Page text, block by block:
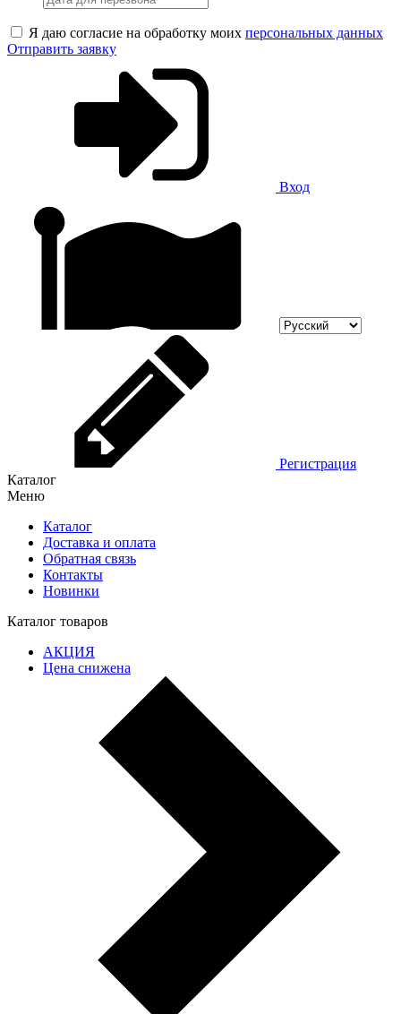
Я даю согласие на обработку моих персональных данных
Отправить заявку
Вход
Регистрация
Каталог
Меню
Каталог
Доставка и оплата
Обратная связь
Контакты
Новинки
Каталог товаров
АКЦИЯ
Цена снижена